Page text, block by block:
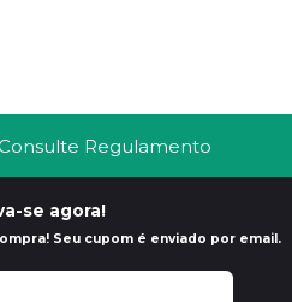
Regulamento
se agora!
Seu cupom é enviado por email.